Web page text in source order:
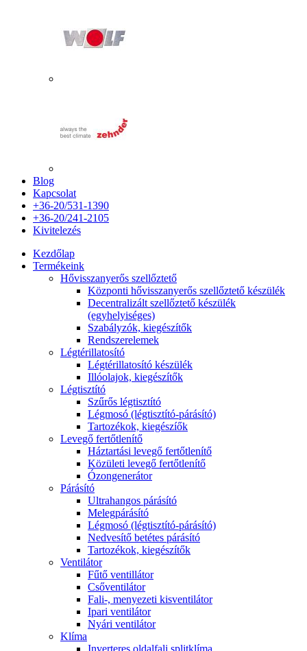
Blog
Kapcsolat
+36-20/531-1390
+36-20/241-2105
Kivitelezés
Kezdőlap
Termékeink
Hővisszanyerős szellőztető
Központi hővisszanyerős szellőztető készülék
Decentralizált szellőztető készülék
(egyhelyiséges)
Szabályzók, kiegészítők
Rendszerelemek
Légtérillatosító
Légtérillatosító készülék
Illóolajok, kiegészítők
Légtisztító
Szűrős légtisztító
Légmosó (légtisztító-párásító)
Tartozékok, kiegészíők
Levegő fertőtlenítő
Háztartási levegő fertőtlenítő
Közületi levegő fertőtlenítő
Ózongenerátor
Párásító
Ultrahangos párásító
Melegpárásító
Légmosó (légtisztító-párásító)
Nedvesítő betétes párásító
Tartozékok, kiegészítők
Ventilátor
Fűtő ventillátor
Csőventilátor
Fali-, menyezeti kisventilátor
Ipari ventilátor
Nyári ventilátor
Klíma
Inverteres oldalfali splitklíma